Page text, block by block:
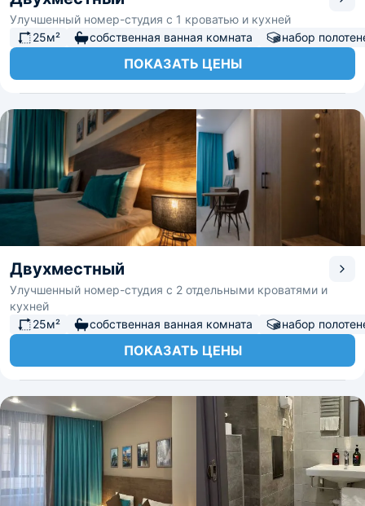
Улучшенный номер-студия с 1 кроватью и кухней
25м²
собственная ванная комната набор
ПОКАЗАТЬ ЦЕНЫ
Двухместный
Улучшенный номер-студия с 2 отдельными кроватями и
кухней
25м²
собственная ванная комната набор
ПОКАЗАТЬ ЦЕНЫ